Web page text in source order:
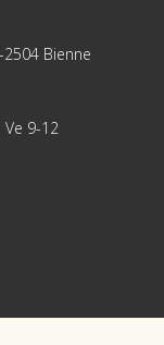
Bienne
Ve 9-12